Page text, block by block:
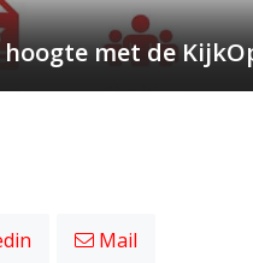
met de
Mail